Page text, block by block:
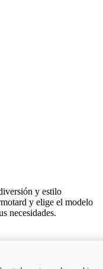
y estilo
y elige el modelo
necesidades.